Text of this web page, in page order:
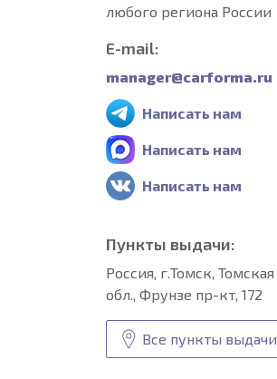
любого региона России
E-mail:
manager@carforma.ru
Написать нам
Написать нам
Написать нам
Пункты выдачи:
Россия, г.Томск, Томская
обл., Фрунзе пр-кт, 172
Все пункты выдачи